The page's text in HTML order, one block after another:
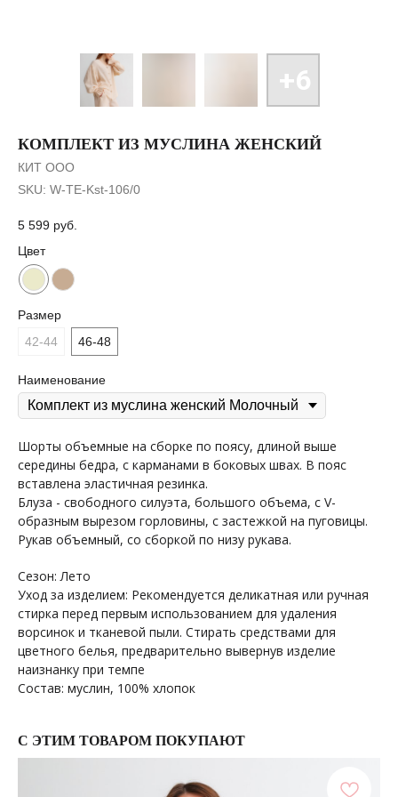
КОМПЛЕКТ ИЗ МУСЛИНА ЖЕНСКИЙ
КИТ ООО
SKU: W-TE-Kst-106/0
5 599 руб.
Цвет
Размер
42-44
46-48
Наименование
Шорты объемные на сборке по поясу, длиной выше
середины бедра, с карманами в боковых швах. В пояс
вставлена эластичная резинка.
Блуза - свободного силуэта, большого объема, с V-
образным вырезом горловины, с застежкой на пуговицы.
Рукав объемный, со сборкой по низу рукава.
Сезон: Лето
Уход за изделием: Рекомендуется деликатная или ручная
стирка перед первым использованием для удаления
ворсинок и тканевой пыли. Стирать средствами для
цветного белья, предварительно вывернув изделие
наизнанку при темпе
Состав: муслин, 100% хлопок
С ЭТИМ ТОВАРОМ ПОКУПАЮТ